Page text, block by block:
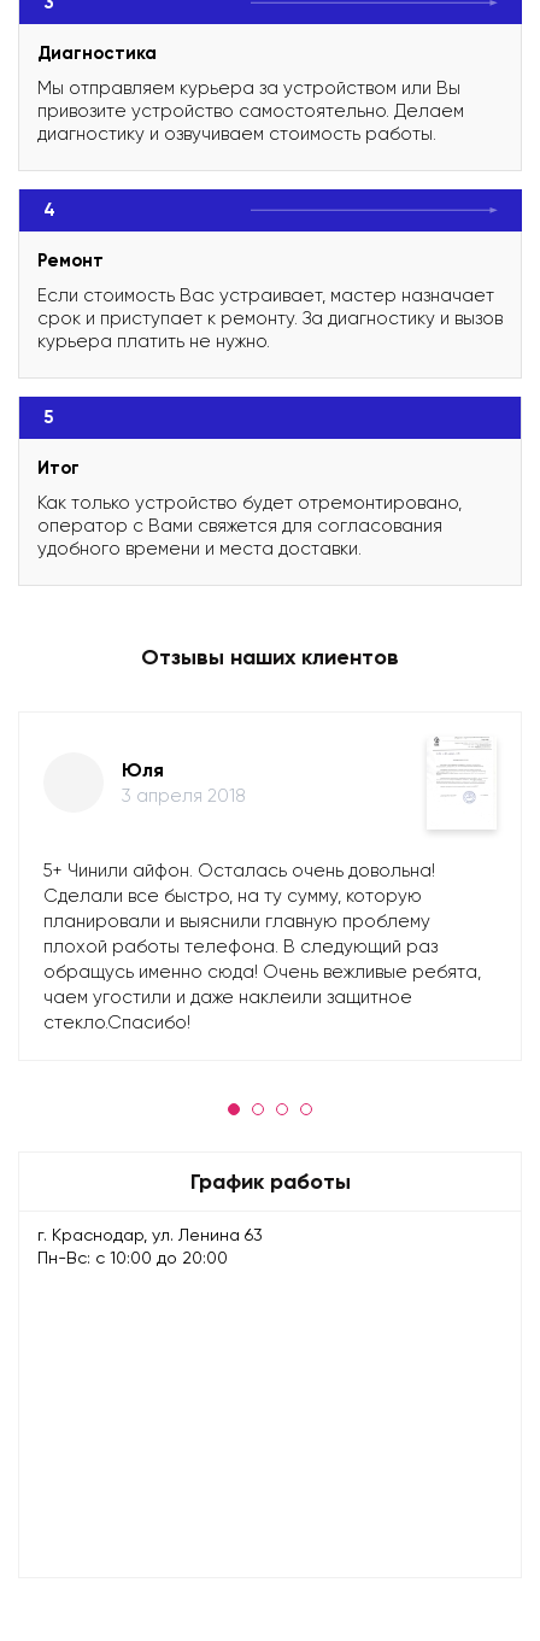
Диагностика
Мы отправляем курьера за устройством или Вы
привозите устройство самостоятельно. Делаем
диагностику и озвучиваем стоимость работы.
4
Ремонт
Если стоимость Вас устраивает, мастер назначает
срок и приступает к ремонту. За диагностику и вызов
курьера платить не нужно.
5
Итог
Как только устройство будет отремонтировано,
оператор с Вами свяжется для согласования
удобного времени и места доставки.
Отзывы наших клиентов
Юля
3 апреля 2018
5+ Чинили айфон. Осталась очень довольна!
Сделали все быстро, на ту сумму, которую
планировали и выяснили главную проблему
плохой работы телефона. В следующий раз
обращусь именно сюда! Очень вежливые ребята,
чаем угостили и даже наклеили защитное
стекло.Спасибо!
График работы
г. Краснодар, ул. Ленина 63
Пн-Вс: с 10:00 до 20:00